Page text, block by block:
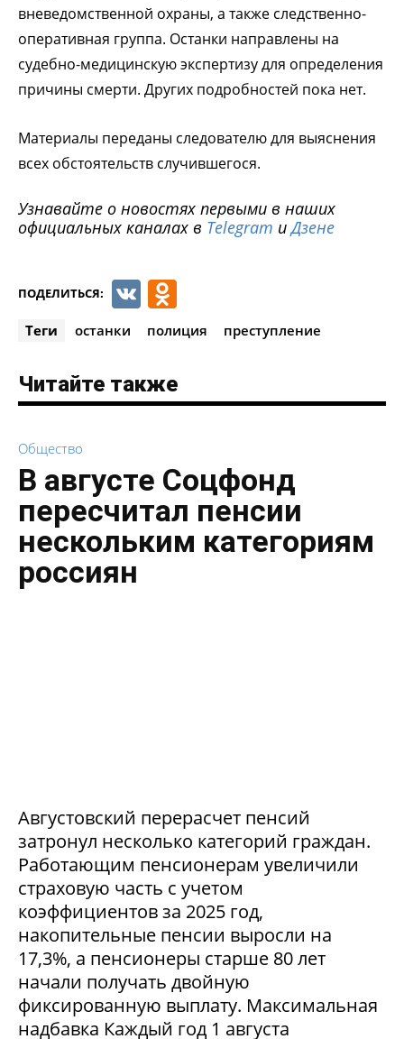
вневедомственной охраны, а также следственно-
оперативная группа. Останки направлены на
судебно-медицинскую экспертизу для определения
причины смерти. Других подробностей пока нет.
Материалы переданы следователю для выяснения
всех обстоятельств случившегося.
Узнавайте о новостях первыми в наших
официальных каналах в Telegram иДзене
ПОДЕЛИТЬСЯ: VK
Теги останки полиция преступление
Читайте также
Общество
В августе Соцфонд
пересчитал пенсии
нескольким категориям
россиян
Августовский перерасчет пенсий
затронул несколько категорий граждан.
Работающим пенсионерам увеличили
страховую часть с учетом
коэффициентов за 2025 год,
накопительные пенсии выросли на
17,3%, а пенсионеры старше 80 лет
начали получать двойную
фиксированную выплату. Максимальная
надбавка Каждый год 1 августа